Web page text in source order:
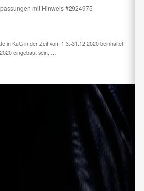
mit Hinweis #2924975
in KuG in der Zeit vom 1.3.-31.12.2020 beinhaltet.
eingebaut sein, …